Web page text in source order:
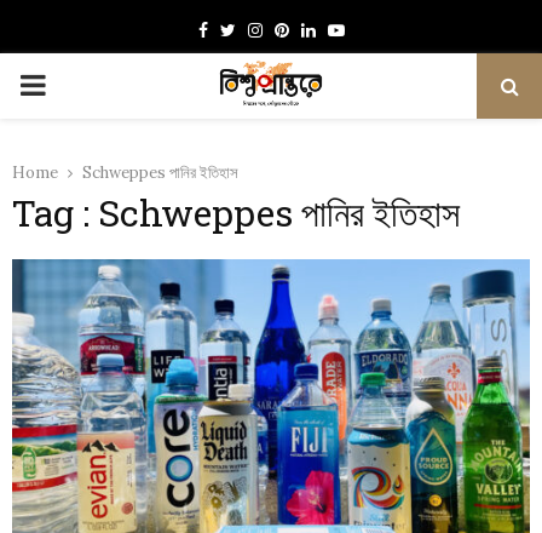
Facebook
TwitterInstagram
Pinterest
LinkedinYoutube
PRIMARY
Home Schweppes পানির ইতিহাস
Tag : Schweppes পানির ইতিহাস